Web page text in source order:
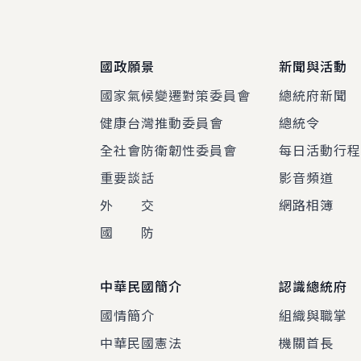
國政願景
國家氣候變遷對策委員會
健康台灣推動委員會
全社會防衛韌性委員會
重要談話
外 交
國 防
新聞與活動
總統府新聞
總統令
每日活動行程
影音頻道
網路相簿
中華民國簡介
國情簡介
中華民國憲法
認識總統府
組織與職掌
機關首長